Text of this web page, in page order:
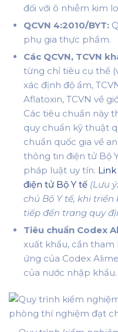
đối với ô nhiễm kim
QCVN 4:2010/BYT:
phụ gia thực phẩm.
Các QCVN, TCVN
từng chỉ tiêu cụ thể
xác định độ ẩm,
Aflatoxin, TCVN về
Các tiêu chuẩn này
quy chuẩn kỹ thuật
chuẩn quốc gia về
thông tin điện tử Bộ
pháp luật uy tín.
điện tử Bộ Y tế (Lưu
chủ Bộ Y tế, khi
tiếp đến trang quy
Tiêu chuẩn Codex
xuất khẩu, cần
ứng của Codex
của nước nhập khẩu.